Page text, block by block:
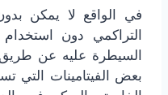
في الواقع لا يمكن
التراكمي دون
السيطرة عليه عن طريق
بعض الفيتامينات التي